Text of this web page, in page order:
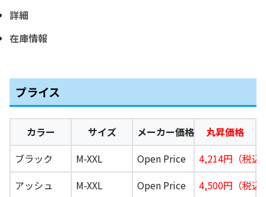
詳細
在庫情報
プライス
カラー サイズ メーカー価格
丸昇価格
ブラック
M-XXL Open Price
4,214円（税込
アッシュ
M-XXL Open Price 4,500円（税込